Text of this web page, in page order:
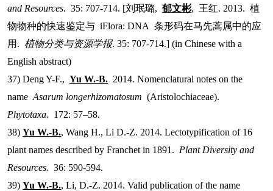
and Resources. 35: 707-714. [刘珉璐, 郁文彬, 王红. 2013. 植
物物种的快速鉴定与 iFlora: DNA 条形码在马先蒿属中的应
用 . 植物分类与资源学报. 35: 707-714.] (in Chinese with a
English abstract)
37) Deng Y-F., Yu W.-B. 2014. Nomenclatural notes on the
name Asarum longerhizomatosum (Aristolochiaceae).
Phytotaxa. 172: 57–58.
38) Yu W.-B., Wang H., Li D.-Z. 2014. Lectotypification of 16
plant names described by Franchet in 1891. Plant Diversity and
Resources. 36: 590-594.
39) Yu W.-B., Li, D.-Z. 2014. Valid publication of the name